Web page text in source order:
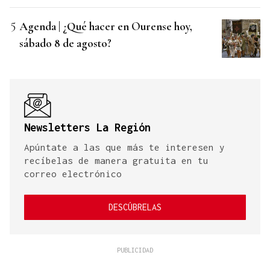
Agenda | ¿Qué hacer en Ourense hoy,
sábado 8 de agosto?
Newsletters La Región
Apúntate a las que más te interesen y
recíbelas de manera gratuita en tu
correo electrónico
DESCÚBRELAS